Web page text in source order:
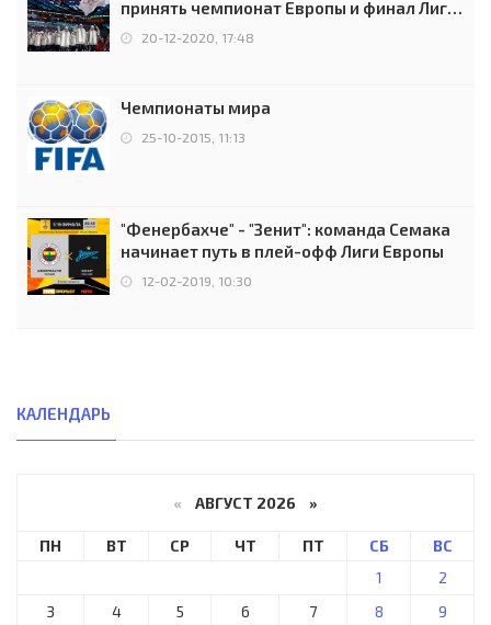
принять чемпионат Европы и финал Лиги
чемпионов.
20-12-2020, 17:48
Чемпионаты мира
25-10-2015, 11:13
"Фенербахче" - "Зенит": команда Семака
начинает путь в плей-офф Лиги Европы
12-02-2019, 10:30
КАЛЕНДАРЬ
« АВГУСТ 2026 »
ПН ВТ СР ЧТ ПТ СБ
ВС
1
2
3
4 5 6 7 8
9